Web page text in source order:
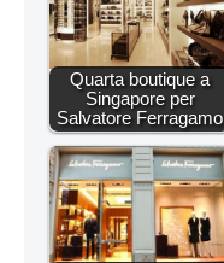
Quarta boutique a
Singapore per
Salvatore Ferragamo